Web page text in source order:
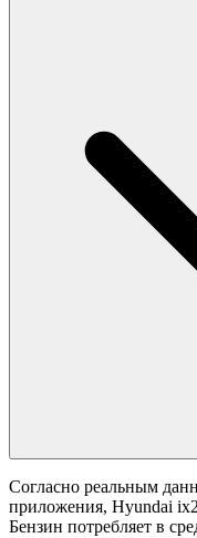
Согласно реальным
приложения, Hyundai
Бензин потребляет в